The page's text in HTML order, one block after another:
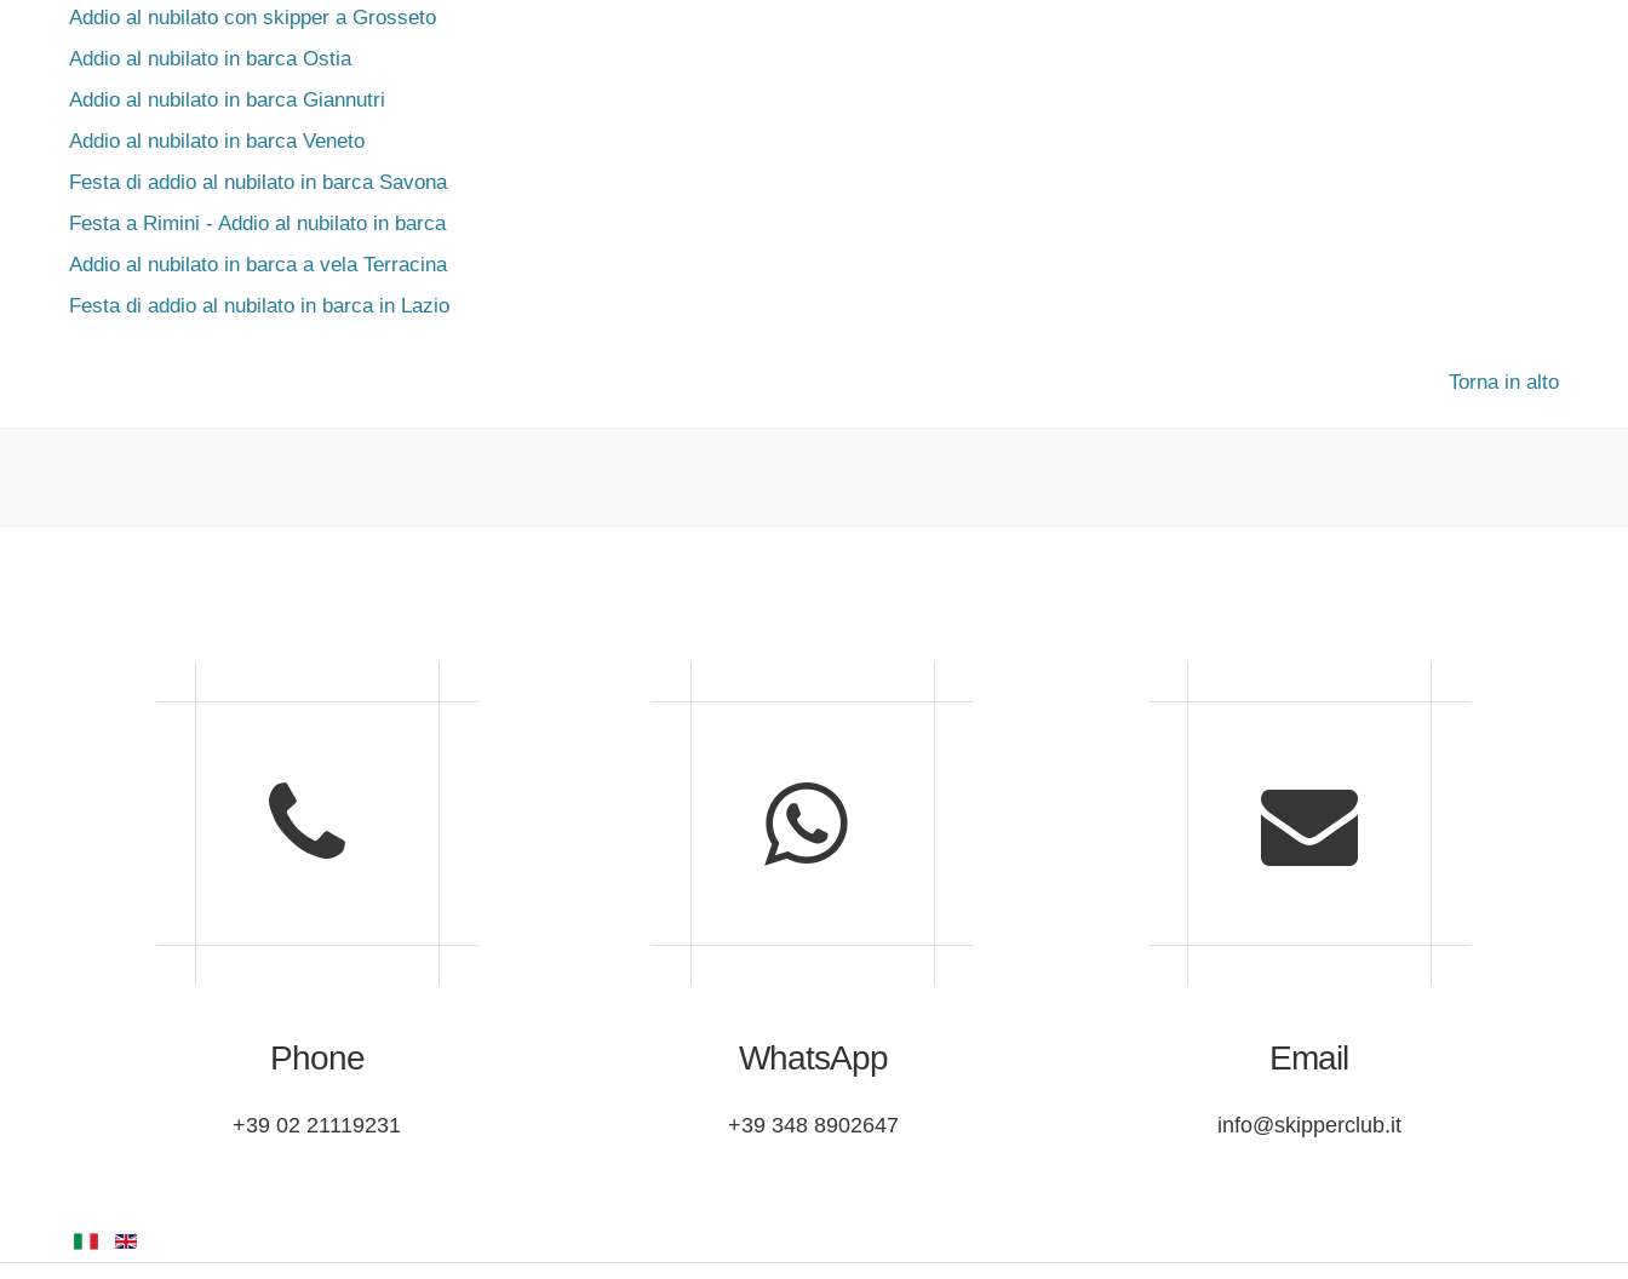
Addio al nubilato con skipper a Grosseto
Addio al nubilato in barca Ostia
Addio al nubilato in barca Giannutri
Addio al nubilato in barca Veneto
Festa di addio al nubilato in barca Savona
Festa a Rimini - Addio al nubilato in barca
Addio al nubilato in barca a vela Terracina
Festa di addio al nubilato in barca in Lazio
Torna in alto
Phone
+39 02 21119231
WhatsApp
+39 348 8902647
Email
info@skipperclub.it